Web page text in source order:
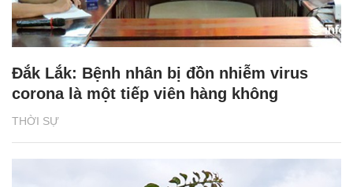
THỜI SỰ
Đắk Lắk: Bệnh nhân bị đồn nhiễm virus
corona là một tiếp viên hàng không